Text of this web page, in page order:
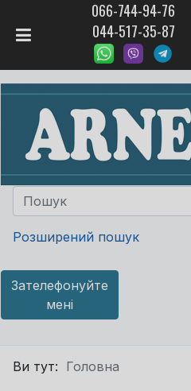
066-744-94-76
044-517-35-87
Розширений пошук
Зателефонуйте
мені
Ви тут: Головна